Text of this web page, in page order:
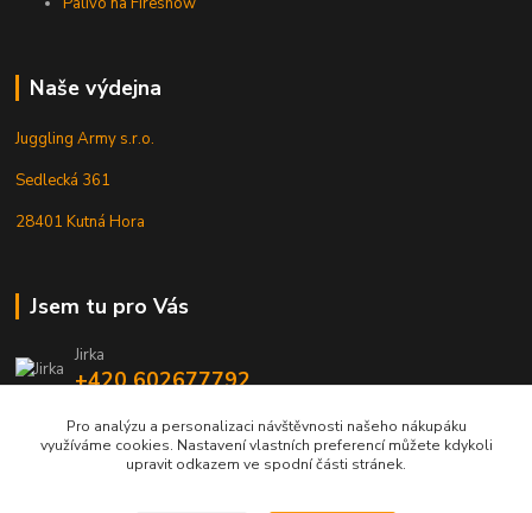
Naše výdejna
Juggling Army s.r.o.
Sedlecká 361
28401 Kutná Hora
Jsem tu pro Vás
Jirka
+420 602677792
info@jarmy.cz
Pro analýzu a personalizaci návštěvnosti našeho nákupáku
využíváme cookies. Nastavení vlastních preferencí můžete kdykoli
upravit odkazem ve spodní části stránek.